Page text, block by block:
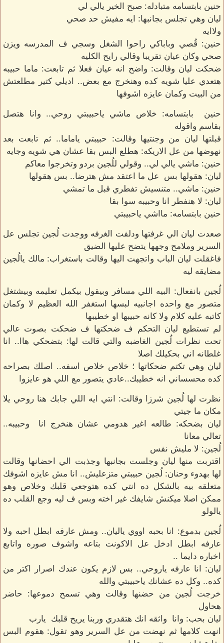
حنين بابتسامه متبادله: صبح الخير يالي لي
ليان وهي تجلس بجانبها: ايه مفيش حد صحي
ولاايه
حنين: قُصي وباباكي راحوا الشغل وسجي ف المدرسه ويزن
صحي وكان عيان تقريبا وقالي رايح الكليه
ضحكت ليان وقالت: واضح انه عيان فعلا ثم تابعت: ماما حبيبه
هتعدي عليا شويه كده وهنخرج مع بعض.. اديلي كتير مطلعتش
من البيت وكمان عايزه اشوفها
حنين بابتسامه: خلاص ماشي ياحبيبتي روحي.. وانا هتصل
بقاسم واقوله
قبلتها ليان من وجنتيها وقالت: حبيبتي ياماما.. ثم تابعت بعد
نهوضها من عل الاريكه: هطلع البس بقا عشان هي شويه وجايه
حنين: ماشي يالي لي.. وقولي للُجين بردو وتخرجوا معاكم
ليان: هقولها بس عل ما اعتقد مش هترضا.. بس هقولها
حنين: ماشي.. متنسيش تفطري قبل ما تمشي
ليان: لا هنفطر انا وحبيبه سوا بقا
حنين بابتسامه: مااشي ياحبيبتي
صعدت ليان الي غرفتها ودلفت الغرفه ووجدت لُجين تجلس عل
السرير وملامح وجهها يتضح عليها الضيق
فاغقلت ليان الباب واتجهت اليها وقالت باستغراب: مالك يالُجين
مضايقه ليه
لُجين بانفعال: البيه اللي مسافر وبيقول بيكمل تعليمه وبيشتغل
متصور مع واحده اجانبيه لبسها استغفر الله العظيم لا وكمان
كاتبه عليه كلام ولا كانه حبيبها او خطيبها
لم تستطيع ليان التحكم ف ضحكتها ف ضحكت بصوت عالي
تحت نظرات لُجين الغاضبه والتي قالت لها: بتضحكي هاا.. انا
غلطانه اني بحكيلك اصلا
ليان وهي تكتم ضحكاتها ؛ خلاص خلاص اسفه.. اصلك بصراحه
كده محسساني انه خطيبك..عادي يتصور مع اللي هو عايزوا
نظرت لها لُجين شرزا وقالت: انتي ايه اللي جابك هنا روحي يلا
مكان ما جيتي
ليان بضحكه: طالعه اغير هدومي عشان هنخرج انا وحبيبه..
تعالي معانا
لُجين: لا مليش نفس
اقتربت منها ليان وجلست بجانبها وجذبت الي احضانها وقالت
لها بهدوء وحنان: لُجين حبيبتي متزعليش.. انا مش عايزه اشوفك
متعلقه بيه بالشكل ده انتي كده هتوجعي قلبك وخلاص وهو
ممكن اصلا ميكنش شايفك غير اخته وبس ف ليه وجع القلب ده
يالولو
لُجين بدموع: انا بحبه اووي ياليان.. ومش عارفه ابطل احبه ولا
عارفه ابطل ادخل عل الاكونت بتاعه واشوف صوره واتابع
اخباره دايما ..
ليان: انا عارفه ياروحي.. بس لازم يكون عندك اصرار اكتر من
كده.. وكل ده عشانك ياحبيبتي والله
خرجت لُجين من حضنها وقالت وهي تسمح دموعها: حاضر
هحاول
ليان بحب: وانا واثقه انك هتقدري وربنا يريح قلبك يارب
انهت كلامها ثم نهضت من عل السرير وهو تقول: هقوم البس